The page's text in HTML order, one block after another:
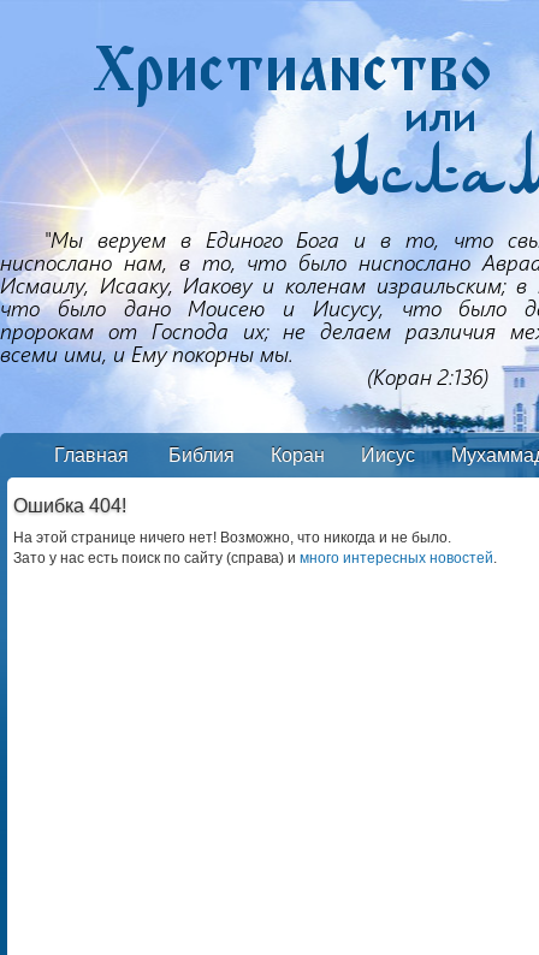
Главная Библия Коран Иисус
Ошибка 404!
На этой странице ничего нет! Возможно, что никогда и не было.
Зато у нас есть поиск по сайту (справа) и много интересных новостей.